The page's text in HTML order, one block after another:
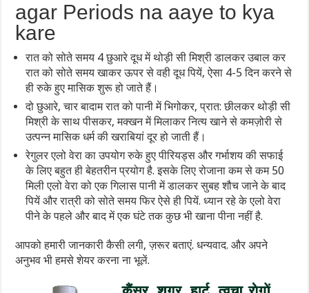
agar Periods na aaye to kya
kare
रात को सोते समय 4 छुआरे दूध में थोड़ी सी मिश्री डालकर उबाल कर
रात को सोते समय खाकर ऊपर से वही दूध पियें, ऐसा 4-5 दिन करने से
ही रुके हुए मासिक शुरू हो जाते हैं।
दो छुआरे, चार बादाम रात को पानी में भिगोकर, प्रात: छीलकर थोड़ी सी
मिश्री के साथ पीसकर, मक्खन में मिलाकर नित्य खाने से कमज़ोरी से
उत्पन्न मासिक धर्म की खराबियां दूर हो जाती हैं।
रेगुलर एलो वेरा का उपयोग रुके हुए पीरियड्स और गर्भाशय की सफाई
के लिए बहुत ही बेहतरीन प्रयोग है. इसके लिए रोजाना कम से कम 50
मिली एलो वेरा को एक गिलास पानी में डालकर सुबह शौच जाने के बाद
पियें और रात्री को सोते समय फिर ऐसे ही पियें. ध्यान रहे के एलो वेरा
पीने के पहले और बाद में एक घंटे तक कुछ भी खाना पीना नहीं है.
आपको हमारी जानकारी कैसी लगी, ज़रूर बताएं. धन्यवाद. और अपने
अनुभव भी हमसे शेयर करना ना भूलें.